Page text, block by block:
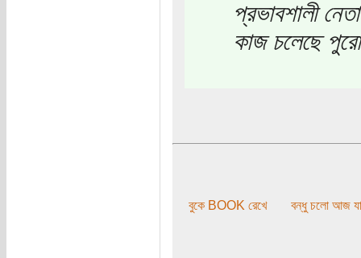
প্রভাবশালী
কাজ চলেছে
বুকে BOOK রেখে বন্ধু চলো আজ